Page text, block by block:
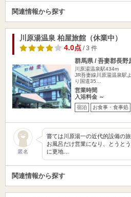
関連情報から探す
川原湯温泉 柏屋旅館（休業中）
4.0点/ 3 件
群馬県 / 吾妻郡長野
川原湯温泉駅434m
JR吾妻線川原湯温泉駅
り国道35…
営業時間
入浴料金 ～
宿泊 お食事・食事処
匿名
嘗ては川原湯一の近代的設備の
お風呂だけ営業になり、とうと
に更地…
関連情報から探す